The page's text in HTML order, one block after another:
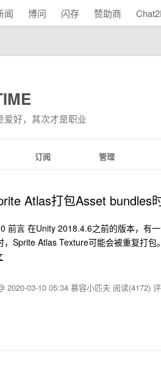
闻 博问 闪存 赞助商
爱好，其次才是职业
订阅 管理
Atlas打包Asset bundles
前言 在Unity 2018.4.6之前的版本，有
，Sprite Atlas Texture可能会被重复打
2020-03-10 05:34 慕容小匹夫 阅读(4172)